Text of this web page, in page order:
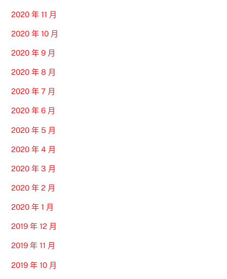
2020 年 11 月
2020 年 10 月
2020 年 9 月
2020 年 8 月
2020 年 7 月
2020 年 6 月
2020 年 5 月
2020 年 4 月
2020 年 3 月
2020 年 2 月
2020 年 1 月
2019 年 12 月
2019 年 11 月
2019 年 10 月